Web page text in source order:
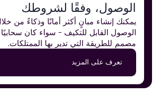
الوصول، وفقًا لشروطك
يمكنك إنشاء مبانٍ أكثر أمانًا وذكاءً من
الوصول القابل للتكيف - سواء كان سحابيًا
مصمم للطريقة التي تدير بها الممتلكات.
تعرف على المزيد